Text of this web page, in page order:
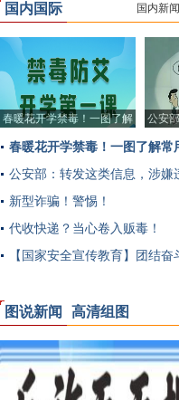
国内国际 国内新闻
春暖花开学禁毒！一图了解
公安
春暖花开学禁毒！一图了解常
习收藏！
公安部：转发这类信息，涉嫌
新型诈骗！警惕！
代收快递？当心卷入贩毒！
【国家安全宣传教育】团结
图说新闻 高清组图